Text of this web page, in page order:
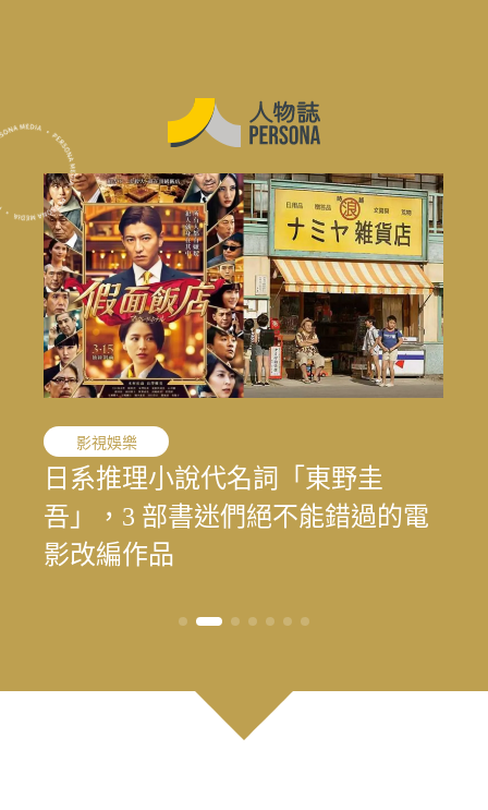
花蓮震後專題
結合地方創生與文化生態的永續旅
遊 重塑花蓮觀光新模式
職人精神
文史收藏家劉國煒，在泛黃文史資
料中，續留臺灣樂壇過往風華
影視娛樂
日系推理小說代名詞「東野圭
吾」，3 部書迷們絕不能錯過的電
影改編作品
敘事醫學
病人不只是病歷上的名字：蔡子稘
在護理現場寫下被忽略的生命處境
媒體先鋒
王小棣：從問題學生到臺灣影視推
手，始終相信人的可能
職人精神
「我嫁給南管戲曲了！」臺灣首位
南管藝師博士施瑞樓，用半世紀譜
花蓮震後專題
太魯閣按下暫停鍵後，花蓮觀光何
時再現榮景？震後兩年，觀光與永
續發展的轉型考題
花蓮震後專題
結合地方創生與文化生態的永續旅
遊 重塑花蓮觀光新模式
職人精神
文史收藏家劉國煒，在泛黃文史資
料中，續留臺灣樂壇過往風華